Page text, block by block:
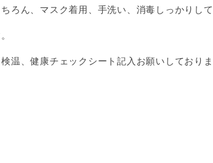
ろん、マスク着用、手洗い、消毒しっかりし
温、健康チェックシート記入お願いしており